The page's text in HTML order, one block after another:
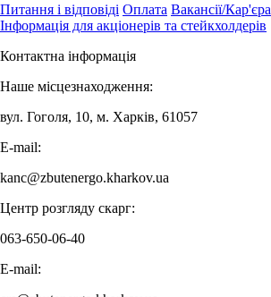
Питання і відповіді Оплата Вакансії/Кар'єра
Інформація для акціонерів та стейкхолдерів
Контактна інформація
Наше місцезнаходження:
вул. Гоголя, 10, м. Харків, 61057
E-mail:
kanc@zbutenergo.kharkov.ua
Центр розгляду скарг:
063-650-06-40
E-mail: